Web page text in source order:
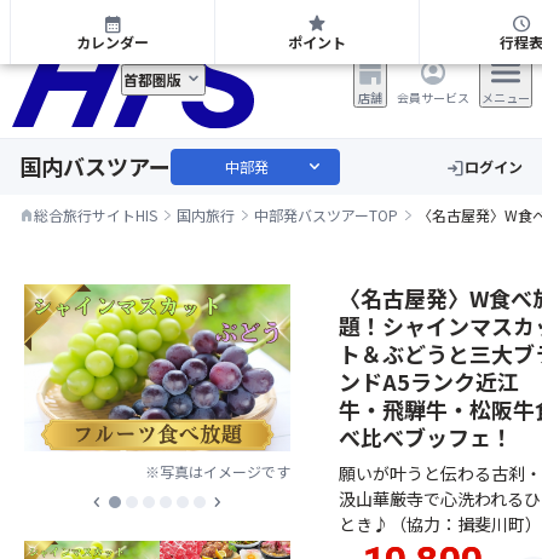
中部発 日帰り・宿泊バスツアー
首都圏版
店舗 会員サービス メニュー
国内バスツアー 中部発 expand_more loginログイン
home総合旅行サイトHIS 国内旅行 中部発バスツアーTOP 〈名古屋発〉W
※写真はイメージです
chevron_left chevron_right
〈名古屋発〉W食べ
題！シャインマスカ
ト＆ぶどうと三大ブ
ンドA5ランク近江
牛・飛騨牛・松阪牛
べ比べブッフェ！
願いが叶うと伝わる古刹
汲山華厳寺で心洗われる
とき♪（協力：揖斐川町）
calendar_month
カレンダー
star
ポイント
schedule
行程表